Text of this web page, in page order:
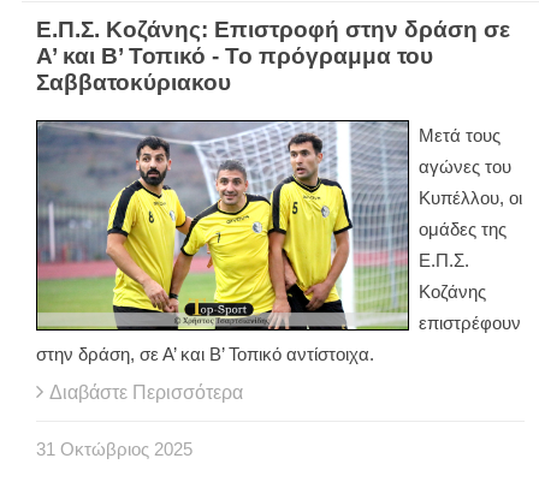
Ε.Π.Σ. Κοζάνης: Επιστροφή στην δράση σε
Α’ και Β’ Τοπικό - Το πρόγραμμα του
Σαββατοκύριακου
Μετά τους
αγώνες του
Κυπέλλου, οι
ομάδες της
Ε.Π.Σ.
Κοζάνης
επιστρέφουν
στην δράση, σε Α’ και Β’ Τοπικό αντίστοιχα.
Διαβάστε Περισσότερα
31 Οκτώβριος 2025